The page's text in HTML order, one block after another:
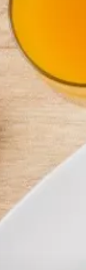
Afin de
apporter le
des cookies
visiteurs,
Nos politique